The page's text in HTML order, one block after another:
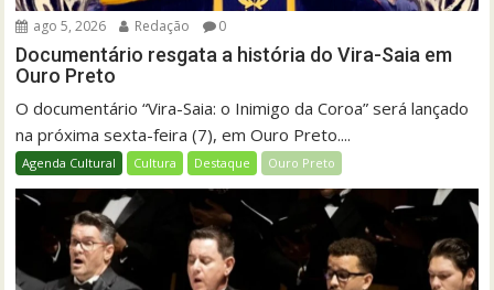
ago 5, 2026 Redação 0
Documentário resgata a história do Vira-Saia em
Ouro Preto
O documentário “Vira-Saia: o Inimigo da Coroa” será lançado
na próxima sexta-feira (7), em Ouro Preto....
Agenda Cultural Cultura Destaque Ouro Preto